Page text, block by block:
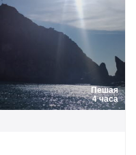
Пешая
4 часа